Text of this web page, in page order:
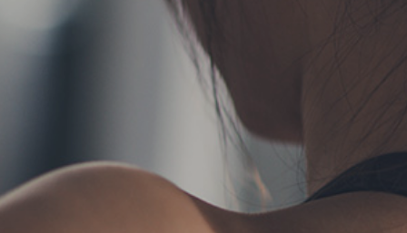
AGLAIA Blog
TERMS